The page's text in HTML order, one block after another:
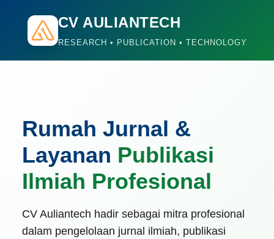
CV AULIANTECH
RESEARCH • PUBLICATION • TECHNOLOGY
Rumah Jurnal &
Layanan Publikasi
Ilmiah Profesional
CV Auliantech hadir sebagai mitra profesional
dalam pengelolaan jurnal ilmiah, publikasi